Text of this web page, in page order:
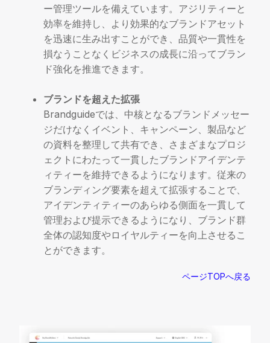
ー管理ツールを備えています。アジリティーと
効率を維持し、より効果的なブランドアセット
を迅速に生み出すことができ、品質や一貫性を
損なうことなくビジネスの成長に沿ってブラン
ド強化を推進できます。
ブランドを超えた拡張
Brandguideでは、中核となるブランドメッセー
ジだけなくイベント、キャンペーン、製品など
の資料を整理して共有でき、さまざまなプロジ
ェクトにわたって一貫したブランドアイデンテ
ィティーを維持できるようになります。従来の
ブランディング要素を超えて拡張することで、
アイデンティティーのあらゆる側面を一貫して
管理および提示できるようになり、ブランド群
全体の認知度やロイヤルティーを向上させるこ
とができます。
ページTOPへ戻る